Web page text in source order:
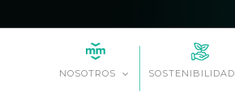
NOSOTROS SOSTENIBILIDAD